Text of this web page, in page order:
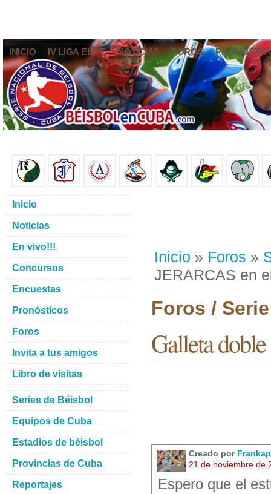
INICIO IV LIGA ELITE NOTICIAS FOROS
Inicio » Foros »
JERARCAS en
Foros /
Galleta
Creado por
21 de noviembre de
Espero que el
Inicio
Noticias
En vivo!!!
Concursos
Encuestas
Pronósticos
Foros
Invita a tus amigos
Libro de visitas
Series de Béisbol
Equipos de Cuba
Estadios de béisbol
Provincias de Cuba
Reportajes